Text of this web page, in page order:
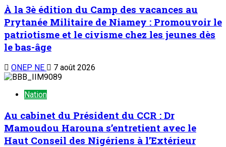
À la 3è édition du Camp des vacances au
Prytanée Militaire de Niamey : Promouvoir le
patriotisme et le civisme chez les jeunes dès
le bas-âge
ONEP NE 7 août 2026
Nation
Au cabinet du Président du CCR : Dr
Mamoudou Harouna s’entretient avec le
Haut Conseil des Nigériens à l’Extérieur